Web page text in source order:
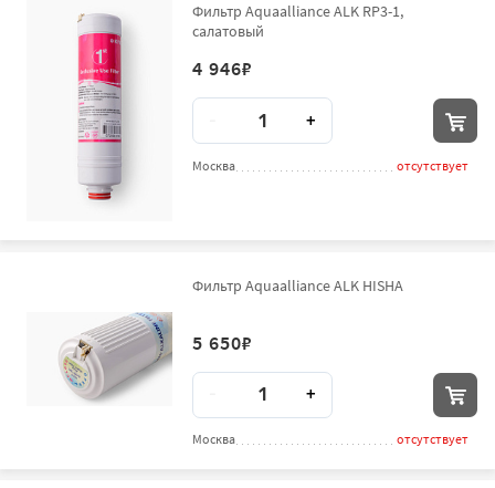
Фильтр Aquaalliance ALK RP3-1,
салатовый
4 946₽
Количество
+
Москва отсутствует
Фильтр Aquaalliance ALK HISHA
5 650₽
Количество
+
Москва отсутствует